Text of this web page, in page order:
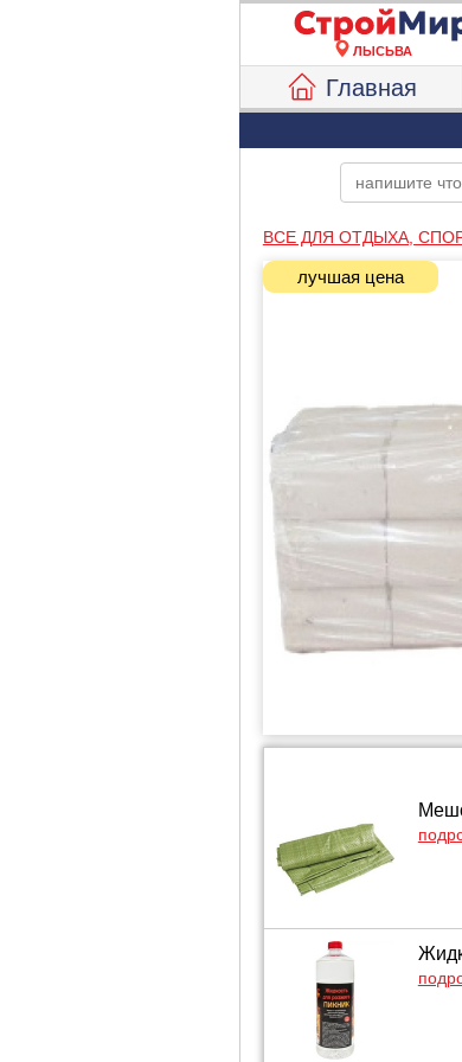
ЛЫСЬВА
Главная
ВСЕ ДЛЯ ОТДЫХА,